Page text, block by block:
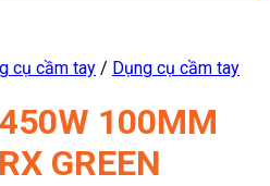
cụ cầm tay / Dụng cụ cầm tay
100MM
GREEN